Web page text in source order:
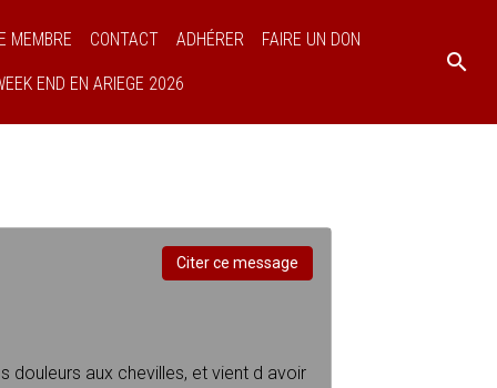
MEMBRE CONTACT ADHÉRER FAIRE UN DON
END EN ARIEGE 2026
Citer ce message
douleurs aux chevilles, et vient d avoir